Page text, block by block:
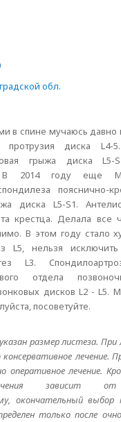
обл.
в спине мучаюсь давно
диска L4-5.
грыжа диска L5-
В 2014 году еще
пояснично-
диска L5-S1.
крестца. Делала все
В этом году стало
L5, нельзя
L3.
отдела
дисков L2 - L5.
посоветуйте.
размер листеза. При
лечение.
оперативное лечение.
зависит от
окончательный выбор
только после